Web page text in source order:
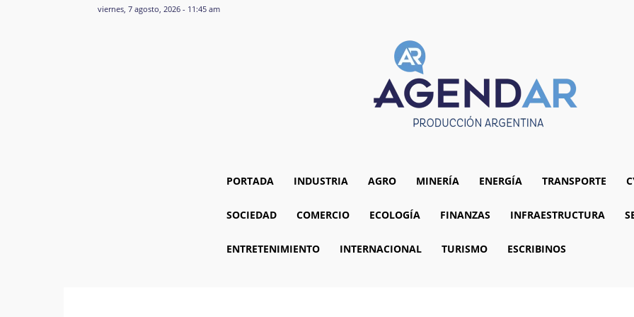
viernes, 7 agosto, 2026 - 11:45 am
PORTADA INDUSTRIA AGRO MINERÍA ENERGÍA TRANSPORTE
SOCIEDAD COMERCIO ECOLOGÍA FINANZAS INFRAESTRUCTURA
ENTRETENIMIENTO INTERNACIONAL TURISMO ESCRIBINOS